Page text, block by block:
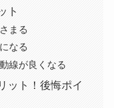
ト
まる
なる
線が良くなる
ット！後悔ポイ